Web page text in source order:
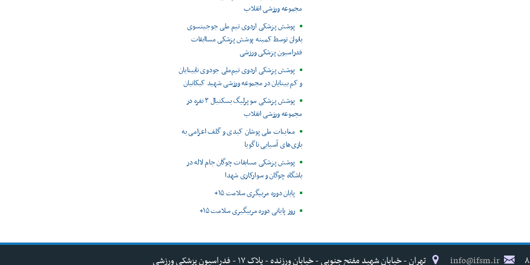
مجموعه ورزشی انقلاب
پوشش پزشکی اردوی تیم ملی جوجیتسوی
بانوان توسط کمیته پوشش پزشکی مساابقات
فدراسیون پزشکی ورزشی
پوشش پزشکی اردوی تیم‌ملی جودوی نابینایان
و کم بینایان در مجموعه ورزشی شهید کبکانیان
پوشش پزشکی سوپرلیگ بسکتبال ۳ نفره در
مجموعه ورزشی انقلاب
معاینات ملی پوشان کبدی و گلف اعزامی به
بازی‌های آسیایی ناگویا
پوشش پزشکی مسابقات چوگان جام لاله در
باشگاه چوگان و سوارکاری شهدا
پایان دوره مربیگری سلامت ۱۵+
روز پایانی دوره مربیگیری سلامت ۱۵+
info@ifsm.ir تهران - خیابان شهید مفتح جنوبی - خیابان ورزنده - پلاک ۱۷ - فدراسیون پزشکی ورزشی